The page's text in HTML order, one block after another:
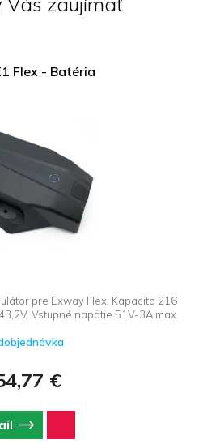
Flex - Batéria
pre Exway Flex. Kapacita 216
Vstupné napätie 51V-3A max.
€